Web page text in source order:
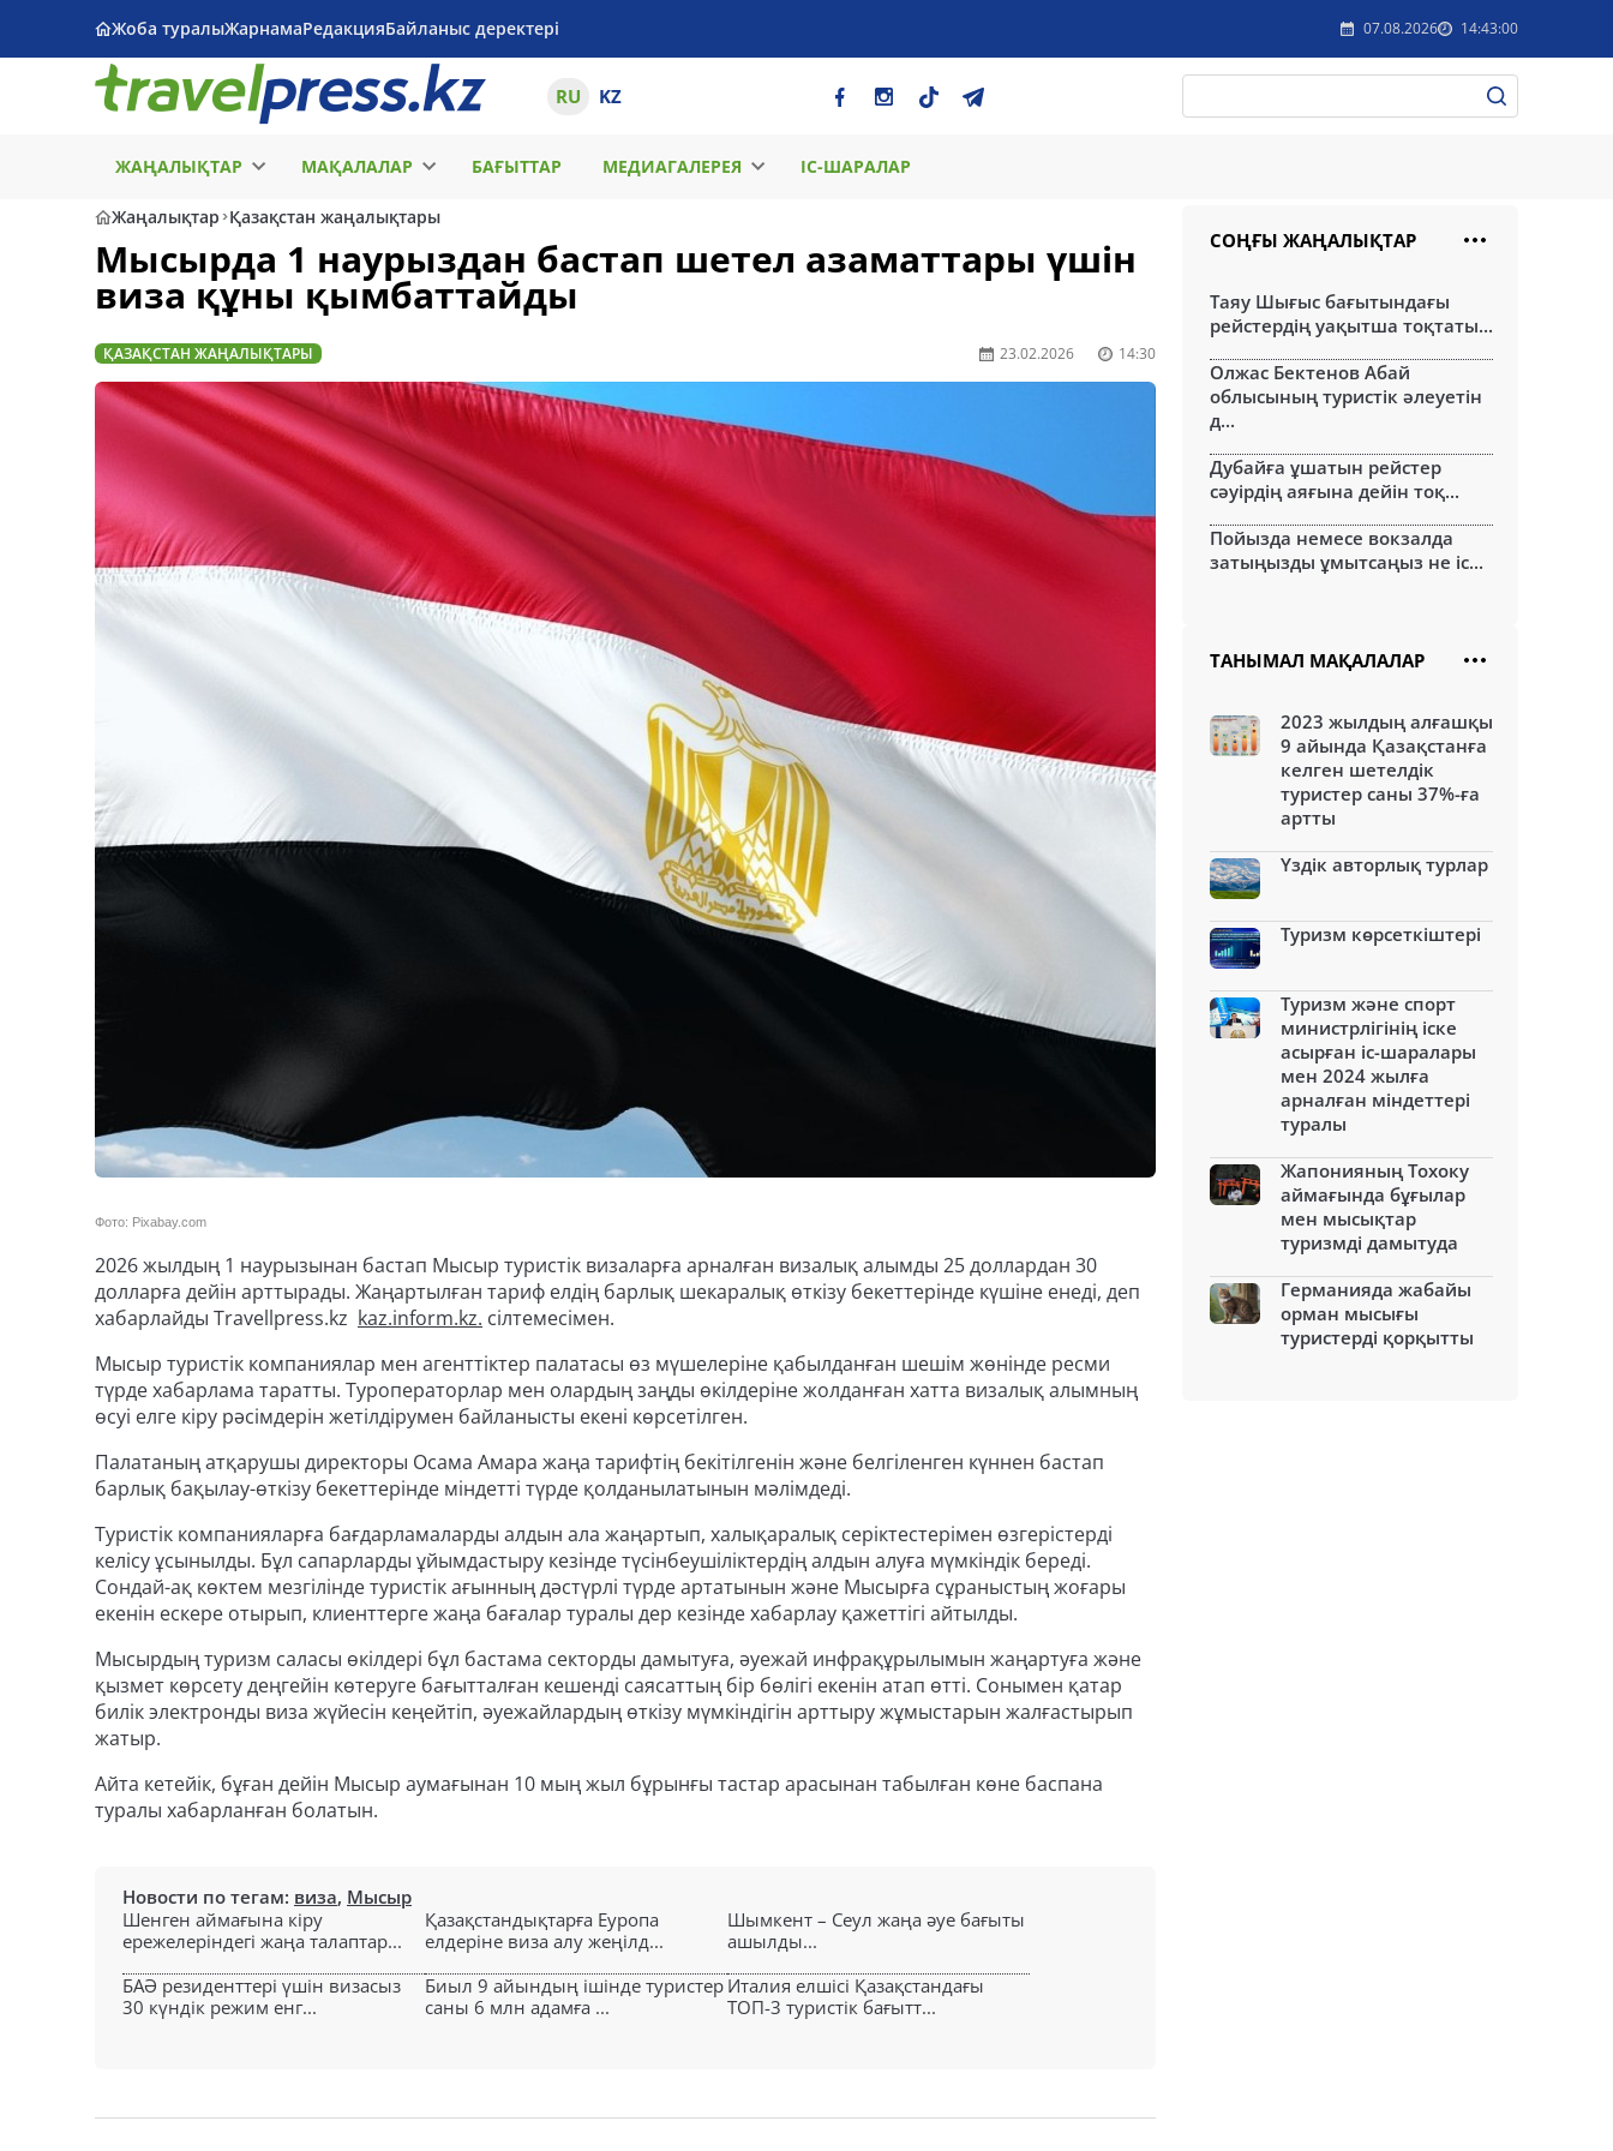
Жоба туралыЖарнамаРедакцияБайланыс деректері 07.08.2026 14:43:00
RU KZ
ЖАҢАЛЫҚТАР МАҚАЛАЛАР БАҒЫТТАР МЕДИАГАЛЕРЕЯ ІС-ШАРАЛАР
Жаңалықтар Қазақстан жаңалықтары
Мысырда 1 наурыздан бастап шетел азаматтары үшін
виза құны қымбаттайды
ҚАЗАҚСТАН ЖАҢАЛЫҚТАРЫ 23.02.2026 14:30
Фото: Pixabay.com
2026 жылдың 1 наурызынан бастап Мысыр туристік визаларға арналған визалық алымды 25 доллардан 30
долларға дейін арттырады. Жаңартылған тариф елдің барлық шекаралық өткізу бекеттерінде күшіне енеді, деп
хабарлайды Travellpress.kz kaz.inform.kz. сілтемесімен.
Мысыр туристік компаниялар мен агенттіктер палатасы өз мүшелеріне қабылданған шешім жөнінде ресми
түрде хабарлама таратты. Туроператорлар мен олардың заңды өкілдеріне жолданған хатта визалық алымның
өсуі елге кіру рәсімдерін жетілдірумен байланысты екені көрсетілген.
Палатаның атқарушы директоры Осама Амара жаңа тарифтің бекітілгенін және белгіленген күннен бастап
барлық бақылау-өткізу бекеттерінде міндетті түрде қолданылатынын мәлімдеді.
Туристік компанияларға бағдарламаларды алдын ала жаңартып, халықаралық серіктестерімен өзгерістерді
келісу ұсынылды. Бұл сапарларды ұйымдастыру кезінде түсінбеушіліктердің алдын алуға мүмкіндік береді.
Сондай-ақ көктем мезгілінде туристік ағынның дәстүрлі түрде артатынын және Мысырға сұраныстың жоғары
екенін ескере отырып, клиенттерге жаңа бағалар туралы дер кезінде хабарлау қажеттігі айтылды.
Мысырдың туризм саласы өкілдері бұл бастама секторды дамытуға, әуежай инфрақұрылымын жаңартуға және
қызмет көрсету деңгейін көтеруге бағытталған кешенді саясаттың бір бөлігі екенін атап өтті. Сонымен қатар
билік электронды виза жүйесін кеңейтіп, әуежайлардың өткізу мүмкіндігін арттыру жұмыстарын жалғастырып
жатыр.
Айта кетейік, бұған дейін Мысыр аумағынан 10 мың жыл бұрынғы тастар арасынан табылған көне баспана
туралы хабарланған болатын.
Новости по тегам: виза, Мысыр
Шенген аймағына кіру
ережелеріндегі жаңа талаптар...
Қазақстандықтарға Еуропа
елдеріне виза алу жеңілд...
Шымкент – Сеул жаңа әуе бағыты
ашылды...
БАӘ резиденттері үшін визасыз
30 күндік режим енг...
Биыл 9 айындың ішінде туристер
саны 6 млн адамға ...
Италия елшісі Қазақстандағы
ТОП-3 туристік бағытт...
СОҢҒЫ ЖАҢАЛЫҚТАР
Таяу Шығыс бағытындағы
рейстердің уақытша тоқтаты...
Олжас Бектенов Абай
облысының туристік әлеуетін
д...
Дубайға ұшатын рейстер
сәуірдің аяғына дейін тоқ...
Пойызда немесе вокзалда
затыңызды ұмытсаңыз не іс...
ТАНЫМАЛ МАҚАЛАЛАР
2023 жылдың алғашқы
9 айында Қазақстанға
келген шетелдік
туристер саны 37%-ға
артты
Үздік авторлық турлар
Туризм көрсеткіштері
Туризм және спорт
министрлігінің іске
асырған іс-шаралары
мен 2024 жылға
арналған міндеттері
туралы
Жапонияның Тохоку
аймағында бұғылар
мен мысықтар
туризмді дамытуда
Германияда жабайы
орман мысығы
туристерді қорқытты